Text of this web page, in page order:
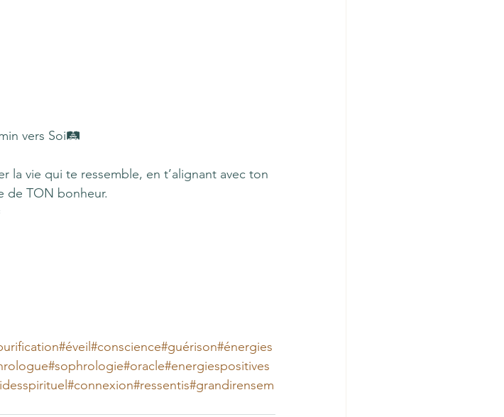
vers Soi🛤
la vie qui te ressemble, en t’alignant avec ton
de TON bonheur.
#éveil #conscience#guérison#énergies
#sophrologie#oracle#energiespositives
#connexion#ressentis#grandirensem